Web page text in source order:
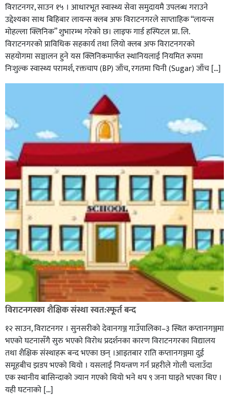
विराटनगर, साउन १५ । आधारभूत स्वास्थ्य सेवा समुदायमै उपलब्ध गराउने
उद्देश्यका साथ बिहिबार लायन्स क्लब अफ विराटनगरले साप्ताहिक “लायन्स
मोहल्ला क्लिनिक” शुभारम्भ गरेकाे छ। लाइफ गार्ड हस्पिटल प्रा. लि.
विराटनगरको प्राविधिक सहकार्य तथा लियो क्लब अफ विराटनगरको
सहयोगमा सञ्चालन हुने यस क्लिनिकमार्फत स्थानियलाई नियमित रूपमा
निःशुल्क स्वास्थ्य परामर्श, रक्तचाप (BP) जाँच, रगतमा चिनी (Sugar) जाँच […]
विराटनगरका शैक्षिक संस्था स्वत:स्फूर्त बन्द
१२ साउन, विराटनगर । सुनसरीको देवानगञ्ज गाउँपालिका–३ स्थित कप्तानगञ्जमा
भएको घटनासँगै सुरु भएको विरोध प्रदर्शनका कारण विराटनगरका विद्यालय
तथा शैक्षिक संस्थाहरू बन्द भएका छन् ।आइतबार राति कप्तानगञ्जमा दुई
समूहबीच झडप भएको थियो । यसलाई नियन्त्रण गर्न प्रहरीले गोली चलाउँदा
एक स्थानीय बासिन्दाको ज्यान गएको थियो भने थप ९ जना घाइते भएका थिए ।
यही घटनाको […]